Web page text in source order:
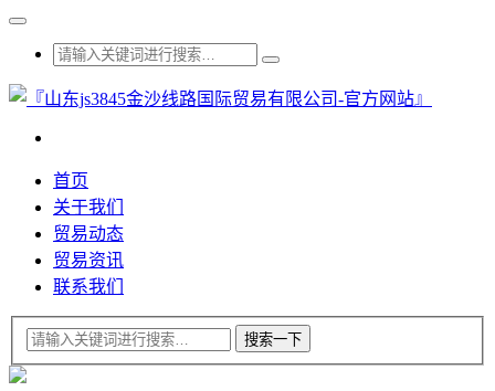
首页
关于我们
贸易动态
贸易资讯
联系我们